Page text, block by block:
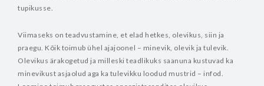
tupikusse.
Viimaseks on teadvustamine, et elad hetkes, olevikus, siin ja
praegu. Kõik toimub ühel ajajoonel – minevik, olevik ja tulevik.
Olevikus ärakogetud ja milleski teadlikuks saanuna kustuvad ka
minevikust asjaolud aga ka tulevikku loodud mustrid – infod.